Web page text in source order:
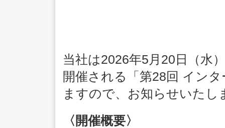
当社は2026年5月20日（水
開催される「第28回 イン
ますので、お知らせいたし
〈開催概要〉